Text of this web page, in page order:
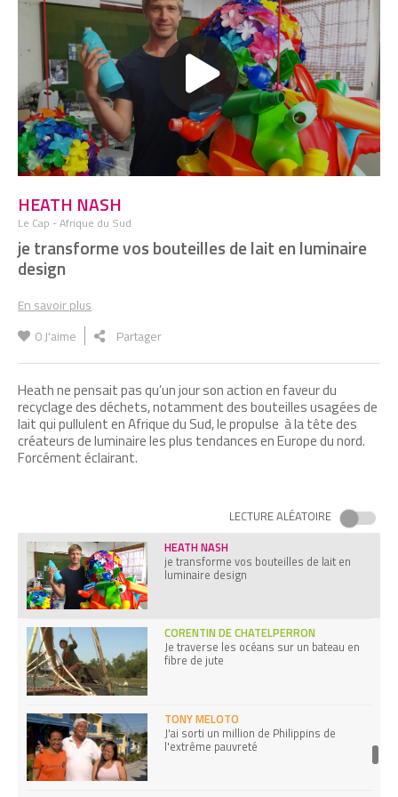
HEATH NASH
Le Cap - Afrique du Sud
je transforme vos bouteilles de lait en luminaire
design
En savoir plus
0J'aime Partager
Heath ne pensait pas qu’un jour son action en faveur du
recyclage des déchets, notamment des bouteilles usagées de
lait qui pullulent en Afrique du Sud, le propulse à la tête des
créateurs de luminaire les plus tendances en Europe du nord.
Forcément éclairant.
LECTURE ALÉATOIRE
SIMON VÉLEZ
J’utilise le bambou comme d’autres l’acier
GUILHEM CHERON, MARC-DAVID CHOUKROUN
J’ouvre de plus en plus de ruches pour
vous permettre d’acheter des produits
fermiers bon marché
Je dépollue les sols grâce aux plantes
HEATH NASH
je transforme vos bouteilles de lait en
luminaire design
CORENTIN DE CHATELPERRON
Je traverse les océans sur un bateau en
fibre de jute
TONY MELOTO
J'ai sorti un million de Philippins de
l'extrême pauvreté